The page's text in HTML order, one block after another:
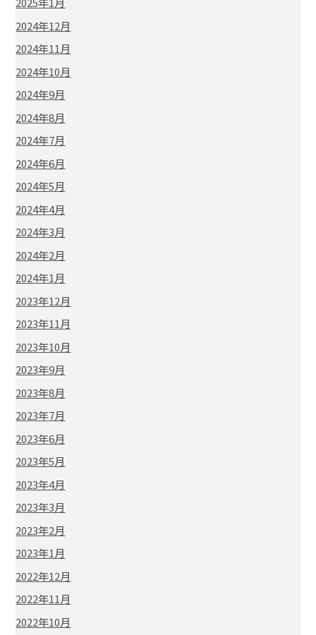
2024年12月
2024年11月
2024年10月
2024年9月
2024年8月
2024年7月
2024年6月
2024年5月
2024年4月
2024年3月
2024年2月
2024年1月
2023年12月
2023年11月
2023年10月
2023年9月
2023年8月
2023年7月
2023年6月
2023年5月
2023年4月
2023年3月
2023年2月
2023年1月
2022年12月
2022年11月
2022年10月